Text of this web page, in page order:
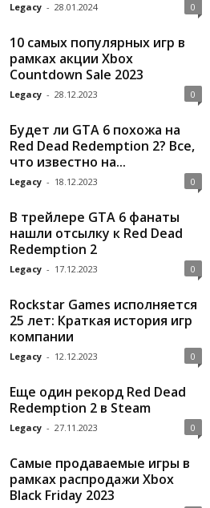
Legacy - 28.01.2024 0
10 самых популярных игр в
рамках акции Xbox
Countdown Sale 2023
Legacy - 28.12.2023 0
Будет ли GTA 6 похожа на
Red Dead Redemption 2? Все,
что известно на...
Legacy - 18.12.2023 0
В трейлере GTA 6 фанаты
нашли отсылку к Red Dead
Redemption 2
Legacy - 17.12.2023 0
Rockstar Games исполняется
25 лет: Краткая история игр
компании
Legacy - 12.12.2023 0
Еще один рекорд Red Dead
Redemption 2 в Steam
Legacy - 27.11.2023 0
Самые продаваемые игры в
рамках распродажи Xbox
Black Friday 2023